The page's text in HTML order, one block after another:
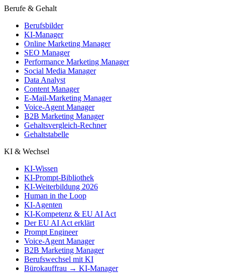
Berufe & Gehalt
Berufsbilder
KI-Manager
Online Marketing Manager
SEO Manager
Performance Marketing Manager
Social Media Manager
Data Analyst
Content Manager
E-Mail-Marketing Manager
Voice-Agent Manager
B2B Marketing Manager
Gehaltsvergleich-Rechner
Gehaltstabelle
KI & Wechsel
KI-Wissen
KI-Prompt-Bibliothek
KI-Weiterbildung 2026
Human in the Loop
KI-Agenten
KI-Kompetenz & EU AI Act
Der EU AI Act erklärt
Prompt Engineer
Voice-Agent Manager
B2B Marketing Manager
Berufswechsel mit KI
Bürokauffrau → KI-Manager